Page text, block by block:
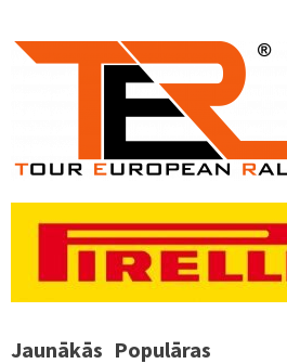
Jaunākās Populāras